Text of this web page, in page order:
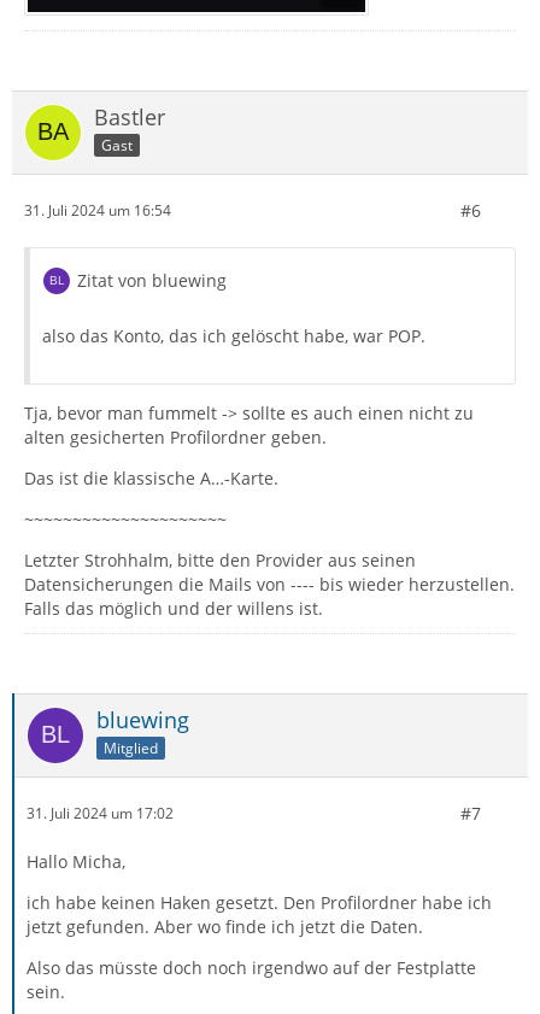
Bastler
Gast
31. Juli 2024 um 16:54 #6
Zitat von bluewing
also das Konto, das ich gelöscht habe, war POP.
Tja, bevor man fummelt -> sollte es auch einen nicht zu
alten gesicherten Profilordner geben.
Das ist die klassische A…-Karte.
~~~~~~~~~~~~~~~~~~~~~
Letzter Strohhalm, bitte den Provider aus seinen
Datensicherungen die Mails von ---- bis wieder herzustellen.
Falls das möglich und der willens ist.
bluewing
Mitglied
31. Juli 2024 um 17:02 #7
Hallo Micha,
ich habe keinen Haken gesetzt. Den Profilordner habe ich
jetzt gefunden. Aber wo finde ich jetzt die Daten.
Also das müsste doch noch irgendwo auf der Festplatte
sein.